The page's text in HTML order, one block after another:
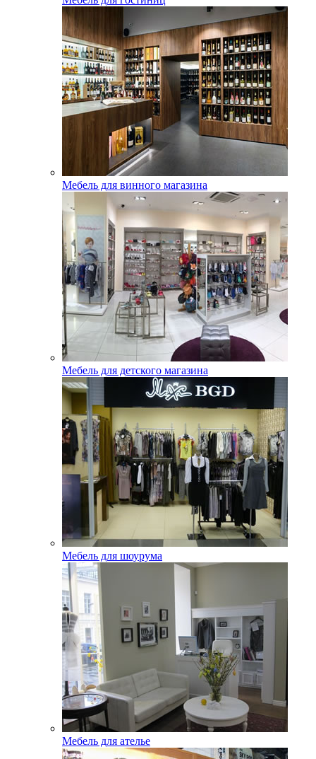
Мебель для винного магазина
Мебель для детского магазина
Мебель для шоурума
Мебель для ателье